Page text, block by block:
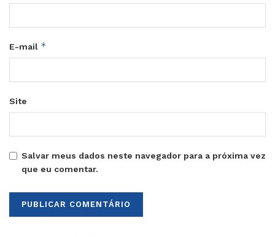
E-mail *
Site
Salvar meus dados neste navegador para a próxima vez
que eu comentar.